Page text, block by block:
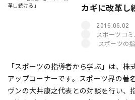
カギに改革し
2016.06.02
スポーツコ
スポーツの
「スポーツの指導者から学ぶ」は、株
アップコーナーです。スポーツ界の著
ヴンの大井康之代表との対談を行い、